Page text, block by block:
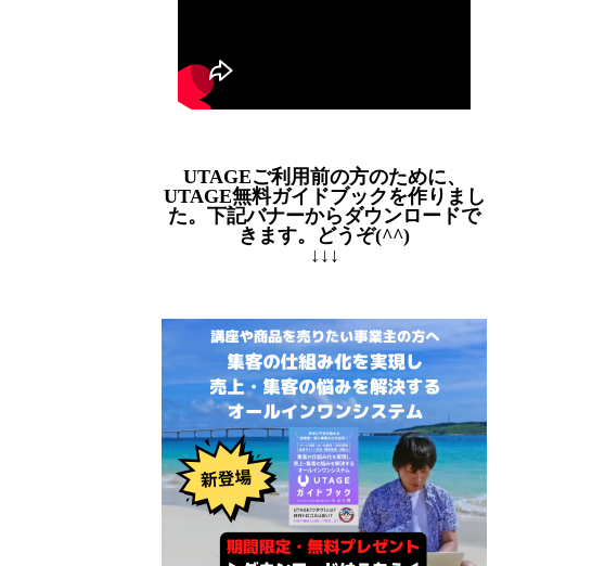
UTAGEご利用前の方のために、
UTAGE無料ガイドブックを作りまし
た。下記バナーからダウンロードで
きます。どうぞ(^^)
↓↓↓